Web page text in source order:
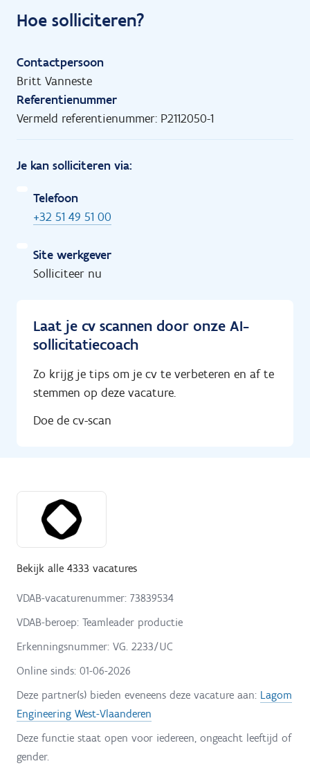
Hoe solliciteren?
Contactpersoon
Britt Vanneste
Referentienummer
Vermeld referentienummer: P2112050-1
Je kan solliciteren via:
Telefoon
+32 51 49 51 00
Site werkgever
Solliciteer nu
Laat je cv scannen door onze AI-
sollicitatiecoach
Zo krijg je tips om je cv te verbeteren en af te
stemmen op deze vacature.
Doe de cv-scan
Bekijk alle 4333 vacatures
VDAB-vacaturenummer: 73839534
VDAB-beroep: Teamleader productie
Erkenningsnummer: VG. 2233/UC
Online sinds: 01-06-2026
Deze partner(s) bieden eveneens deze vacature aan: Lagom
Engineering West-Vlaanderen
Deze functie staat open voor iedereen, ongeacht leeftijd of
gender.